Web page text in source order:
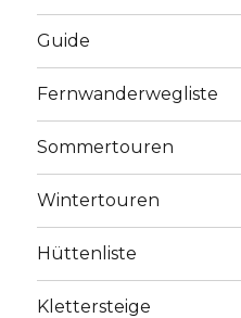
Guide
Fernwanderwegliste
Sommertouren
Wintertouren
Hüttenliste
Klettersteige